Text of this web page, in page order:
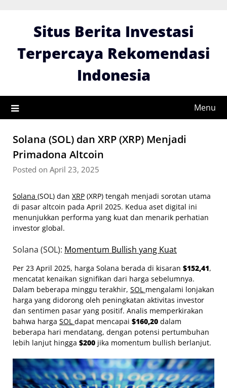
Situs Berita Investasi
Terpercaya Rekomendasi
Indonesia
Menu
Solana (SOL) dan XRP (XRP) Menjadi
Primadona Altcoin
Posted on April 23, 2025
Solana (SOL) dan XRP (XRP) tengah menjadi sorotan utama
di pasar altcoin pada April 2025. Kedua aset digital ini
menunjukkan performa yang kuat dan menarik perhatian
investor global.​
Solana (SOL): Momentum Bullish yang Kuat
Per 23 April 2025, harga Solana berada di kisaran $152,41,
mencatat kenaikan signifikan dari harga sebelumnya.
Dalam beberapa minggu terakhir, SOL mengalami lonjakan
harga yang didorong oleh peningkatan aktivitas investor
dan sentimen pasar yang positif. Analis memperkirakan
bahwa harga SOL dapat mencapai $160,20 dalam
beberapa hari mendatang, dengan potensi pertumbuhan
lebih lanjut hingga $200 jika momentum bullish berlanjut.​